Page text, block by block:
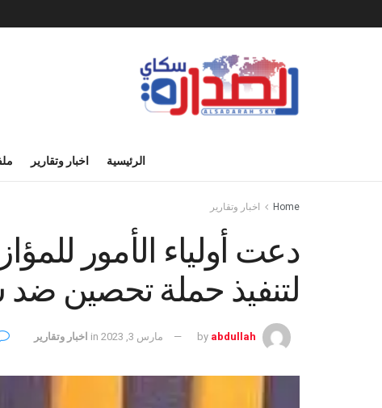
الرئيسية اخبار وتقارير
Home اخبار وتقارير
دعت أولياء الأمور
لتنفيذ حملة تحصين
by abdullah مارس 3, 2023 in اخبار وتقارير